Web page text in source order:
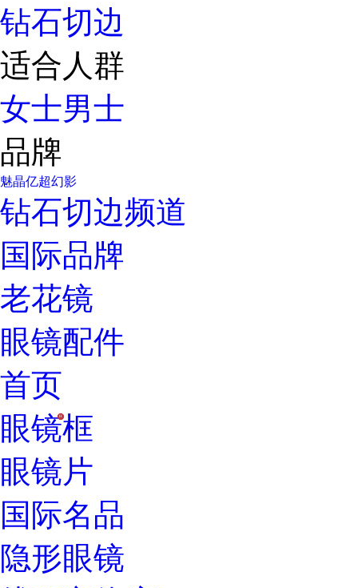
钻石切边
适合人群
女士男士
品牌
魅晶亿超幻影
钻石切边频道
国际品牌
老花镜
眼镜配件
首页
H
眼镜框
眼镜片
国际名品
隐形眼镜